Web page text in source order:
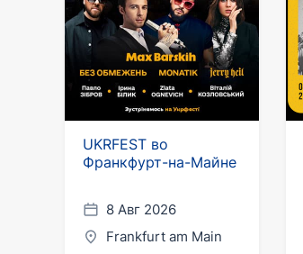
UKRFEST во
Франкфурт-на-Майне
8 Авг 2026
Frankfurt am Main